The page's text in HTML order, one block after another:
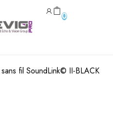
0
fil SoundLink© II-BLACK